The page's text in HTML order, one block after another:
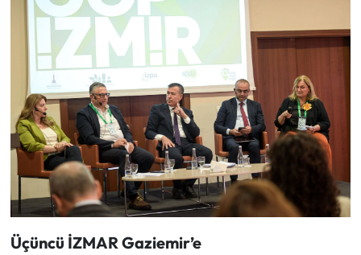
Üçüncü İZMAR Gaziemir’e